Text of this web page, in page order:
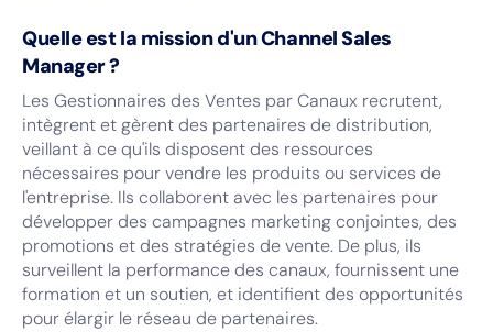
Quelle est la mission d'un Channel Sales
Manager ?
Les Gestionnaires des Ventes par Canaux recrutent,
intègrent et gèrent des partenaires de distribution,
veillant à ce qu'ils disposent des ressources
nécessaires pour vendre les produits ou services de
l'entreprise. Ils collaborent avec les partenaires pour
développer des campagnes marketing conjointes, des
promotions et des stratégies de vente. De plus, ils
surveillent la performance des canaux, fournissent une
formation et un soutien, et identifient des opportunités
pour élargir le réseau de partenaires.